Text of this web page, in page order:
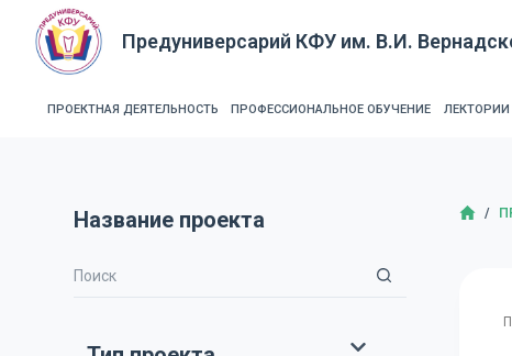
Предуниверсарий КФУ им. В.И.
ПРОЕКТНАЯ ДЕЯТЕЛЬНОСТЬ ПРОФЕССИОНАЛЬНОЕ ОБУЧЕНИЕ ЛЕКТОРИИ
/
Название проекта